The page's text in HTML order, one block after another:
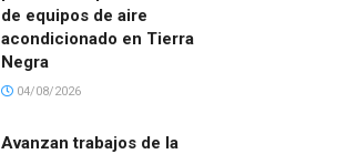
de equipos de aire
acondicionado en Tierra
Negra
04/08/2026
Avanzan trabajos de la